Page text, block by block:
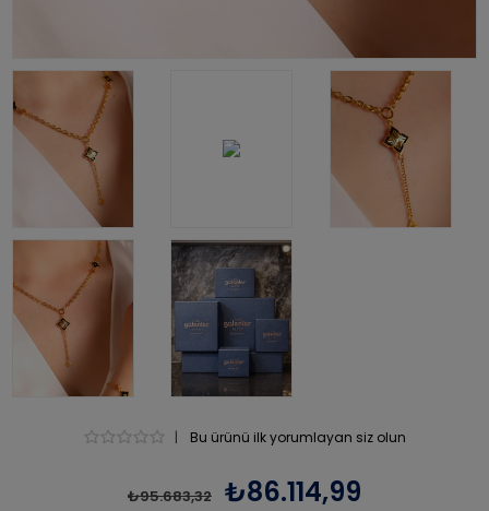
| Bu ürünü ilk yorumlayan siz olun
₺95.683,32 ₺86.114,99